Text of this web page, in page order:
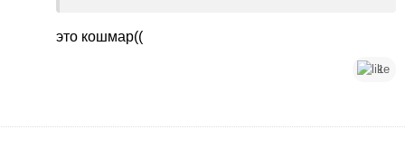
это кошмар((
1